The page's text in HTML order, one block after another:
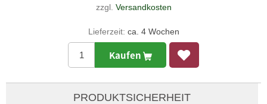
zzgl. Versandkosten
Lieferzeit: ca. 4 Wochen
Kaufen
PRODUKTSICHERHEIT